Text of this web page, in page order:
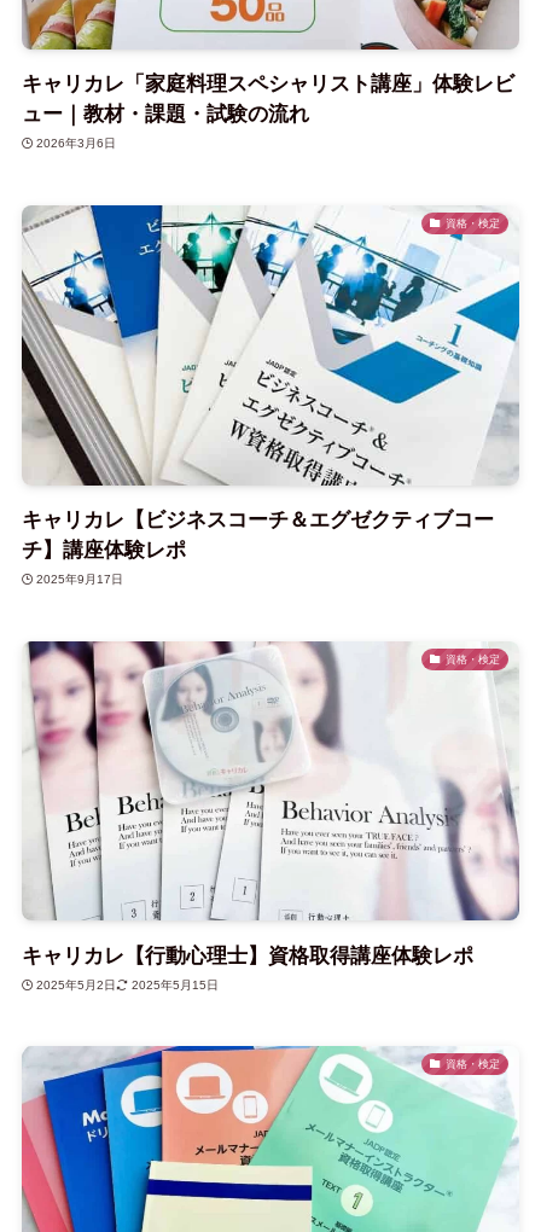
キャリカレ「家庭料理スペシャリスト講座」体験レビ
ュー｜教材・課題・試験の流れ
2026年3月6日
資格・検定
キャリカレ【ビジネスコーチ＆エグゼクティブコー
チ】講座体験レポ
2025年9月17日
資格・検定
キャリカレ【行動心理士】資格取得講座体験レポ
2025年5月2日 2025年5月15日
資格・検定